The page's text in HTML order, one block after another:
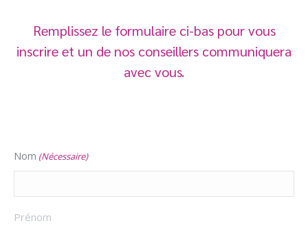
Remplissez le formulaire ci-bas pour vous
inscrire et un de nos conseillers communiquera
avec vous.
Nom (Nécessaire)
Prénom